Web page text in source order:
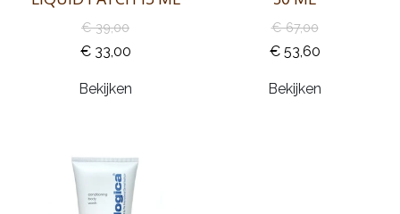
€ 39,00
€ 33,00
Bekijken
€ 67,00
€ 53,60
Bekijken